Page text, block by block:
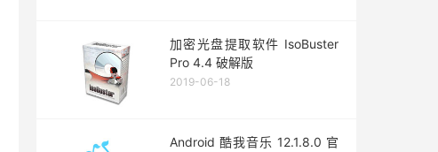
加密光盘提取软件 IsoBuster
Pro 4.4 破解版
2019-06-18
Android 酷我音乐 12.1.8.0 官